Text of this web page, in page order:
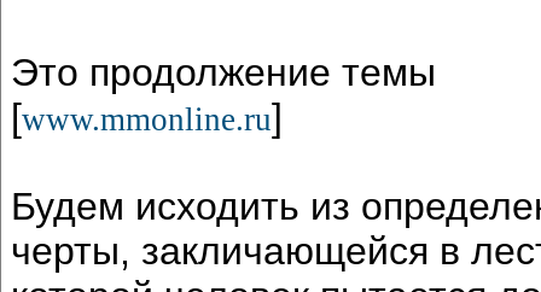
Это продолжение темы
[www.mmonline.ru]
Будем исходить из
черты, закличающейся в